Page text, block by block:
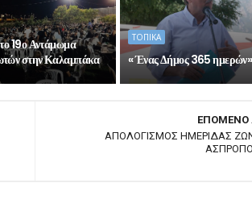
19ο Αντάμωμα
στην Καλαμπάκα
ΤΟΠΙΚΑ
« Ένας Δήμος 365 ημερών»
ΕΠΟΜΕΝΟ
ΑΠΟΛΟΓΙΣΜΟΣ ΗΜΕΡΙΔΑΣ